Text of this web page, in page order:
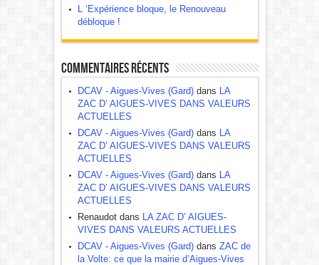
L ‘Expérience bloque, le Renouveau
débloque !
Commentaires récents
DCAV - Aigues-Vives (Gard)dans
LA
ZAC D’ AIGUES-VIVES DANS VALEURS
ACTUELLES
DCAV - Aigues-Vives (Gard)dans
LA
ZAC D’ AIGUES-VIVES DANS VALEURS
ACTUELLES
DCAV - Aigues-Vives (Gard)dans
LA
ZAC D’ AIGUES-VIVES DANS VALEURS
ACTUELLES
Renaudot dans
LA ZAC D’ AIGUES-
VIVES DANS VALEURS ACTUELLES
DCAV - Aigues-Vives (Gard)dans ZAC de
la Volte: ce que la mairie d’Aigues-Vives